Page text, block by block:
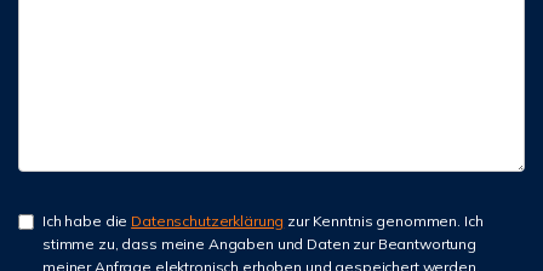
Ich habe die Datenschutzerklärung zur Kenntnis genommen. Ich
stimme zu, dass meine Angaben und Daten zur Beantwortung
meiner Anfrage elektronisch erhoben und gespeichert werden.